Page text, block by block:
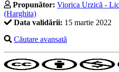
Propunător: Viorica Urzică -
(Harghita)
Data validării: 15 martie 2022
Căutare avansată